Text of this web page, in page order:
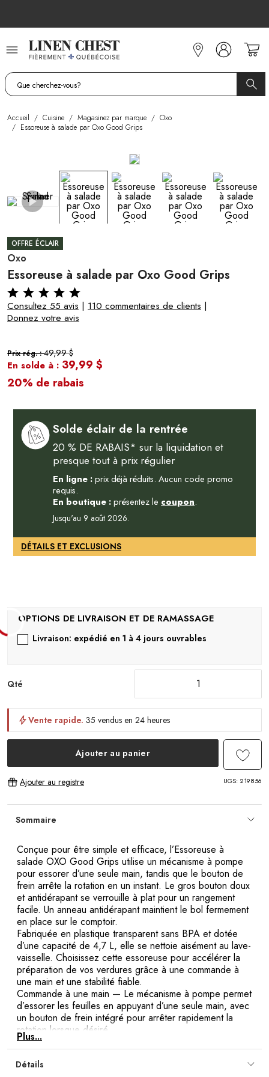
contenu
Accueil / Cuisine / Magasinez par marque / Oxo
/ Essoreuse à salade par Oxo Good Grips
OFFRE ÉCLAIR
Oxo
Essoreuse à salade par Oxo Good Grips
Consultez 55 avis | 110 commentaires de clients |
Donnez votre avis
Prix rég. :49,99 $
En solde à : 39,99 $
20% de rabais
Solde éclair de la rentrée
20 % DE RABAIS* sur la liquidation et
presque tout à prix régulier
En ligne :prix déjà réduits. Aucun code promo
requis.
En boutique :présentez le coupon.
Jusqu'au 9 août 2026.
DÉTAILS ET EXCLUSIONS
Livraison: expédié en 1 à 4 jours ouvrables
Qté
Vente rapide. 35 vendus en 24 heures
Ajouter au panier
Ajouter au registre UGS: 219856
Sommaire
Conçue pour être simple et efficace, l’Essoreuse à
salade OXO Good Grips utilise un mécanisme à pompe
pour essorer d’une seule main, tandis que le bouton de
frein arrête la rotation en un instant. Le gros bouton doux
et antidérapant se verrouille à plat pour un rangement
facile. Un anneau antidérapant maintient le bol fermement
en place sur le comptoir.
Fabriquée en plastique transparent sans BPA et dotée
d’une capacité de 4,7 L, elle se nettoie aisément au lave-
vaisselle. Choisissez cette essoreuse pour accélérer la
préparation de vos verdures grâce à une commande à
une main et une stabilité fiable.
Commande à une main — Le mécanisme à pompe permet
d’essorer les feuilles en appuyant d’une seule main, avec
un bouton de frein intégré pour arrêter rapidement la
rotation lorsque désiré.
Rangement pratique
antidérapant se verrouille à plat sur le couvercle, ce qui
simplifie le rangement de l’essoreuse dans une armoire
Plus...
Détails